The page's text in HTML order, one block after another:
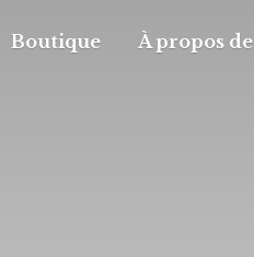
Boutique À propos de